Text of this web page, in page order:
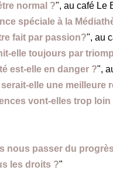
normal ?", au café Le
spéciale à la
fait par passion?", au
elle toujours par
est-elle en danger ?",
elle une meilleure
vont-elles trop loin
nous passer du
les droits ?"